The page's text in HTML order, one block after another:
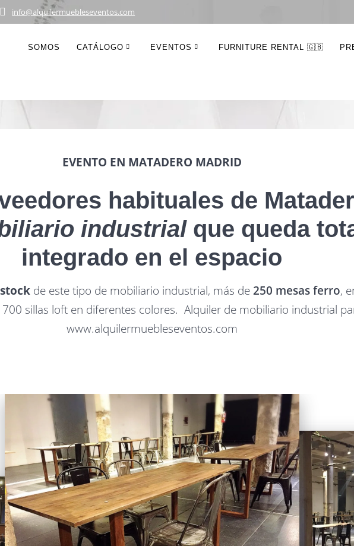
info@alquilermuebleseventos.com
SOMOS CATÁLOGO EVENTOS FURNITURE RENTAL 🇬🇧
MOBILIARIO
EVENTO EN MATADERO MADRID
habituales de
industrialque queda
integrado en el espacio
de este tipo de mobiliario industrial, más de250 mesas ferro,
sillas loft en diferentes colores. Alquiler de mobiliario industrial
www.alquilermuebleseventos.com